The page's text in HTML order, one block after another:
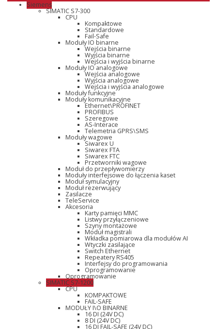
Siemens
SIMATIC S7-300
CPU
Kompaktowe
Standardowe
Fail-Safe
Moduły IO binarne
Wejścia binarne
Wyjścia binarne
Wejścia i wyjścia binarne
Moduły IO analogowe
Wejścia analogowe
Wyjścia analogowe
Wejścia i wyjścia analogowe
Moduły funkcyjne
Moduły komunikacyjne
Ethernet\PROFINET
PROFIBUS
Szeregowe
AS-Interace
Telemetria GPRS\SMS
Moduły wagowe
Siwarex U
Siwarex FTA
Siwarex FTC
Przetworniki wagowe
Moduł do przepływomierzy
Moduły interfejsowe do łączenia kaset
Moduł symulacyjny
Moduł rezerwujący
Zasilacze
TeleService
Akcesoria
Karty pamięci MMC
Listwy przyłączeniowe
Szyny montażowe
Moduł magistrali
Wkładka pomiarowa dla modułów AI
Wtyczki zasilające
Switch Ethernet
Repeatery RS405
Interfejsy do programowania
Oprogramowanie
Oprogramowanie
SIMATIC S7-1200
CPU
KOMPAKTOWE
FAIL-SAFE
MODUŁY I\O BINARNE
16 DI (24V DC)
8 DI (24V DC)
16 DI FAIL-SAFE (24V DC)